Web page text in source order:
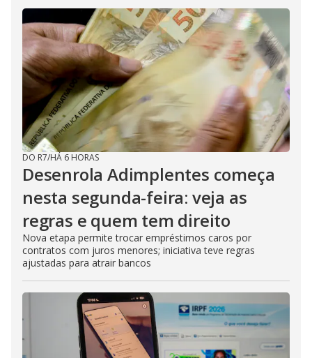
DO R7/HÁ 6 HORAS
Desenrola Adimplentes começa
nesta segunda-feira: veja as
regras e quem tem direito
Nova etapa permite trocar empréstimos caros por
contratos com juros menores; iniciativa teve regras
ajustadas para atrair bancos